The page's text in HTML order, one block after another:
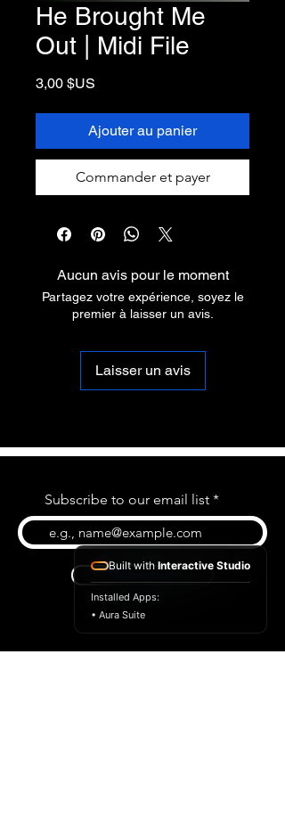
He Brought Me
Out | Midi File
3,00 $US
Ajouter au panier
Commander et payer
Aucun avis pour le moment
Partagez votre expérience, soyez le
premier à laisser un avis.
Laisser un avis
Subscribe to our email list
Subscribe
Built with Interactive Studio
Installed Apps:
• Aura Suite